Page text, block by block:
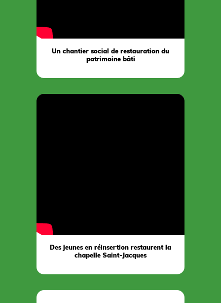
Un chantier social de restauration du
patrimoine bâti
Des jeunes en réinsertion restaurent la
chapelle Saint-Jacques